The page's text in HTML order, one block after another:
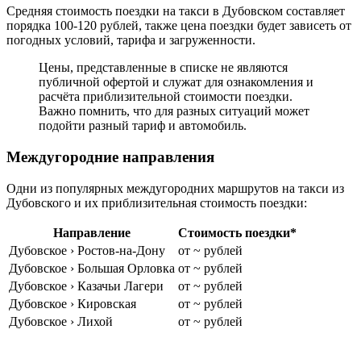
Средняя стоимость поездки на такси в Дубовском составляет
порядка 100-120 рублей, также цена поездки будет зависеть от
погодных условий, тарифа и загруженности.
Цены, представленные в списке не являются
публичной офертой и служат для ознакомления и
расчёта приблизительной стоимости поездки.
Важно помнить, что для разных ситуаций может
подойти разный тариф и автомобиль.
Междугородние направления
Одни из популярных междугородних маршрутов на такси из
Дубовского и их приблизительная стоимость поездки:
Направление
Стоимость поездки*
Дубовское › Ростов-на-Дону
от ~ рублей
Дубовское › Большая Орловка от ~ рублей
Дубовское › Казачьи Лагери
от ~ рублей
Дубовское › Кировская
от ~ рублей
Дубовское › Лихой
от ~ рублей